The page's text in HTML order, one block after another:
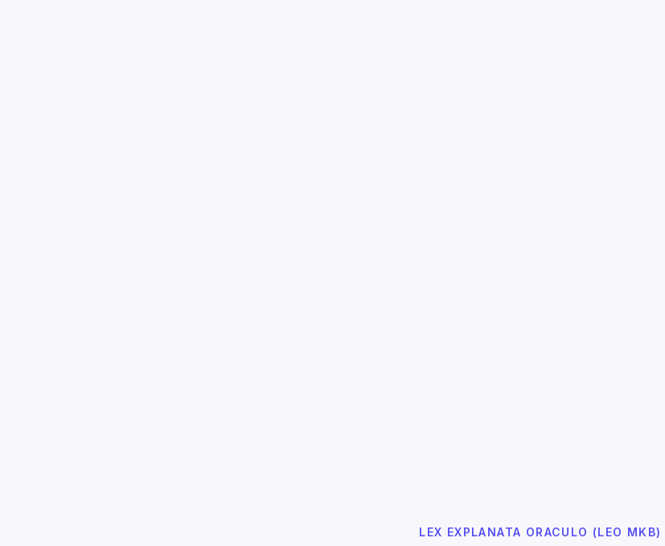
LEX EXPLANATA ORACULO (LEO MKB)